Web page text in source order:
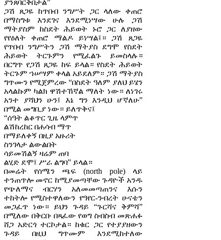
ያንጸባርቅበታል”
ጋሽ ጸጋዬ ከጥበብ ንግሥት ጋር ላለው ቀጠሮ
በማስግቱ እንደገና እንደሚነሣው ሁሉ ጋሽ
ማትያስም ከስደት ሕይወት ኑሮ ጋር ለያዘው
የየዕለት ቀጠሮ ማልዶ ይነሣል፤። ጋሽ ጸጋዬ
የጥበብ ንግሥትን ጋሽ ማትያስ ደግሞ የስደት
ሕይወት ትርጉምን የሚፈልጉ ይመስላሉ።
በርግጥ የጋሽ ጸጋዬ ከፍ ይላል። የስደት ሕይወት
ትርጉም ኀሠሣም ቀላል አይደለም። ጋሽ ማትያስ
ግጥሙን የሚጀምረው “በስደት ዓለም ያለህ ይሄን
አላልኩም ካልክ ዋሽተኸኛል ማለት ነው። ለነገሩ
አንተ ያሻህን ሁን፤ እኔ ግን እንዲህ ሆኛለሁ”
በሚል መግቢያ ነው። ይለጥቅና፤
“ሰዓት ልቆጥር ጊዜ ላምጥ
ልሽከረከር በሐሳብ ማጥ
በማይለቀኝ በዚያ አዙሪት
ስንገላታ ልውልበት
ሳይመሽልኝ ዛሬም ጠባ
ልሂድ ደሞ፤ ሥራ ልግባ” ይላል።
በመሬት የሰሜን ጫፍ (north pole) ላይ
ተንጠጥሎ መኖር ከሚያመጣቸው ጉዳዮች አንዱ
የጭለማና ብርሃን አለመመጣጠንና እሱን
ተከትሎ የሚስተዋለውን የዓየር-ንብረት ሁናቴን
መጋፈጥ ነው። ይህን ጉዳይ “ጉርሻና ቅምሻ”
በሚለው በቅርቡ በጻፈው የወግ ስብስብ መጽሐፉ
ሸጋ አድርጎ ተርኮታል። ከቁር ጋር የተያያዘውን
ጉዳይ በዚህ ግጥሙም እንደሚከተለው